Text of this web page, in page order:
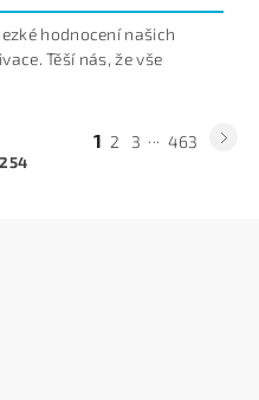
hodnocení našich
Těší nás, že vše
1 2 3 ... 463